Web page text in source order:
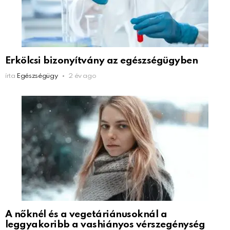
Erkölcsi bizonyítvány az egészségügyben
írta Egészségügy 2 év ago
A nőknél és a vegetáriánusoknál a
leggyakoribb a vashiányos vérszegénység